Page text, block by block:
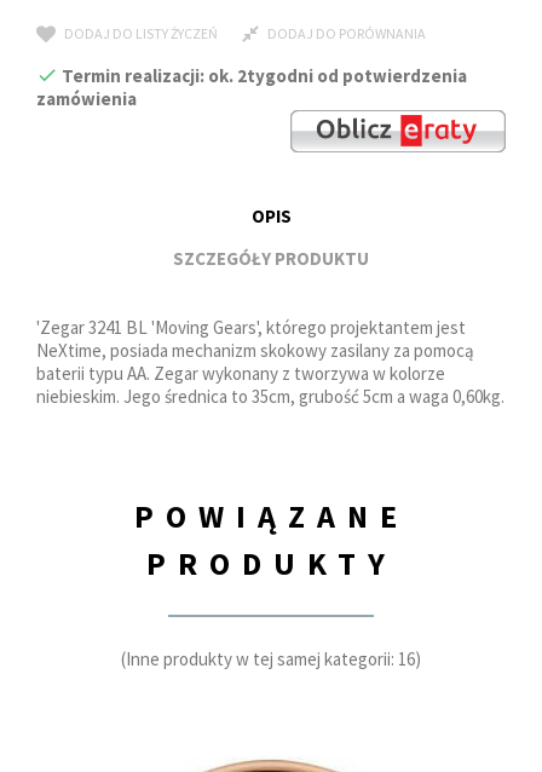
DODAJ DO LISTY ŻYCZEŃ DODAJ DO PORÓWNANIA
Termin realizacji: ok. 2tygodni od potwierdzenia
zamówienia
OPIS
SZCZEGÓŁY PRODUKTU
'Zegar 3241 BL 'Moving Gears', którego projektantem jest
NeXtime, posiada mechanizm skokowy zasilany za pomocą
baterii typu AA. Zegar wykonany z tworzywa w kolorze
niebieskim. Jego średnica to 35cm, grubość 5cm a waga 0,60kg.
POWIĄZANE
PRODUKTY
(Inne produkty w tej samej kategorii: 16)